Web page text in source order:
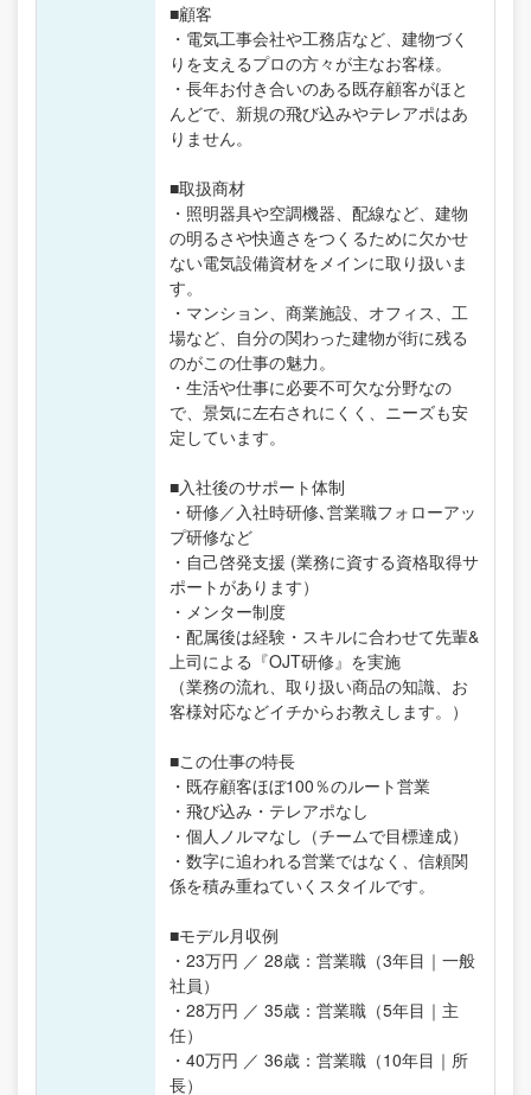
■顧客
・電気工事会社や工務店など、建物づく
りを支えるプロの方々が主なお客様。
・長年お付き合いのある既存顧客がほと
んどで、新規の飛び込みやテレアポはあ
りません。
■取扱商材
・照明器具や空調機器、配線など、建物
の明るさや快適さをつくるために欠かせ
ない電気設備資材をメインに取り扱いま
す。
・マンション、商業施設、オフィス、工
場など、自分の関わった建物が街に残る
のがこの仕事の魅力。
・生活や仕事に必要不可欠な分野なの
で、景気に左右されにくく、ニーズも安
定しています。
■入社後のサポート体制
・研修／入社時研修､営業職フォローアッ
プ研修など
・自己啓発支援 (業務に資する資格取得サ
ポートがあります）
・メンター制度
・配属後は経験・スキルに合わせて先輩&
上司による『OJT研修』を実施
（業務の流れ、取り扱い商品の知識、お
客様対応などイチからお教えします。）
■この仕事の特長
・既存顧客ほぼ100％のルート営業
・飛び込み・テレアポなし
・個人ノルマなし（チームで目標達成）
・数字に追われる営業ではなく、信頼関
係を積み重ねていくスタイルです。
■モデル月収例
・23万円 ／ 28歳：営業職（3年目｜一般
社員）
・28万円 ／ 35歳：営業職（5年目｜主
任）
・40万円 ／ 36歳：営業職（10年目｜所
長）